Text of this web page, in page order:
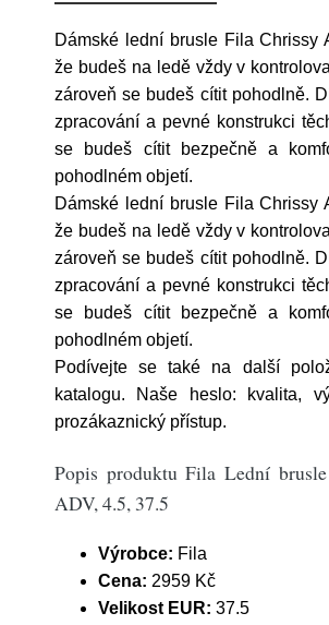
Dámské lední brusle Fila Chrissy
že budeš na ledě vždy v
zároveň se budeš cítit pohodlně.
zpracování a pevné konstrukci
se budeš cítit bezpečně a
pohodlném objetí.
Dámské lední brusle Fila Chrissy
že budeš na ledě vždy v
zároveň se budeš cítit pohodlně.
zpracování a pevné konstrukci
se budeš cítit bezpečně a
pohodlném objetí.
Podívejte se také na další
katalogu. Naše heslo: kvalita,
prozákaznický přístup.
Popis produktu Fila Lední
ADV, 4.5, 37.5
Výrobce: Fila
Cena: 2959 Kč
Velikost EUR: 37.5